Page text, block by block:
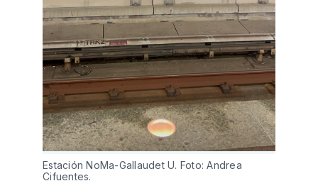
Estación NoMa-Gallaudet U. Foto: Andrea
Cifuentes.